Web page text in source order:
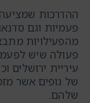
ההדרכות
פעמיות וגם
מהפעילויות
פעולה שיש
עיריית ירושלים
של גופים אשר
שלהם.